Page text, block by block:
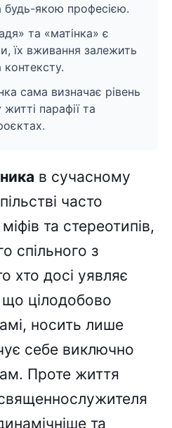
будь-якою професією.
та «матінка» є
їх вживання залежить
контексту.
сама визначає рівень
житті парафії та
в сучасному
часто
та стереотипів,
спільного з
хто досі уявляє
що цілодобово
носить лише
себе виключно
Проте життя
та